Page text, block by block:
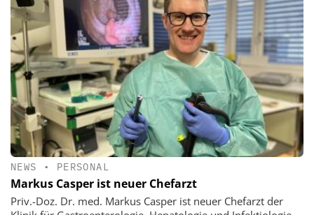
NEWS • PERSONAL
Markus Casper ist neuer Chefarzt
Priv.-Doz. Dr. med. Markus Casper ist neuer Chefarzt der